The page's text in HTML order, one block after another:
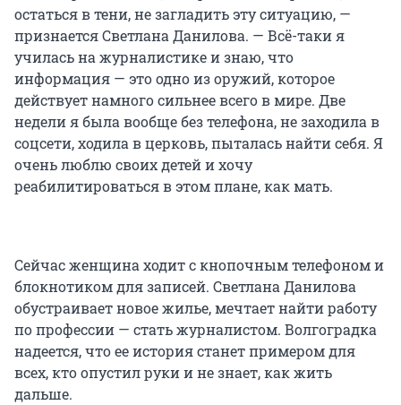
остаться в тени, не загладить эту ситуацию, —
признается Светлана Данилова. — Всё-таки я
училась на журналистике и знаю, что
информация — это одно из оружий, которое
действует намного сильнее всего в мире. Две
недели я была вообще без телефона, не заходила в
соцсети, ходила в церковь, пыталась найти себя. Я
очень люблю своих детей и хочу
реабилитироваться в этом плане, как мать.
Сейчас женщина ходит с кнопочным телефоном и
блокнотиком для записей. Светлана Данилова
обустраивает новое жилье, мечтает найти работу
по профессии — стать журналистом. Волгоградка
надеется, что ее история станет примером для
всех, кто опустил руки и не знает, как жить
дальше.